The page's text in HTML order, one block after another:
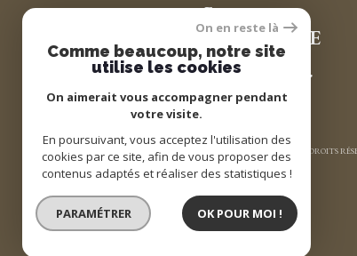
Espace
PROPRIÉTAIRE
Se connecter
© 2026 | TOUS DROITS
On en reste là
Comme beaucoup, notre site
utilise les cookies
On aimerait vous accompagner pendant
votre visite.
En poursuivant, vous acceptez l'utilisation des
cookies par ce site, afin de vous proposer des
contenus adaptés et réaliser des statistiques !
PARAMÉTRER OK POUR MOI !